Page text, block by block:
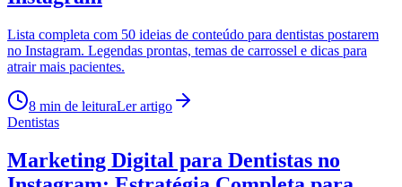
Lista completa com 50 ideias de conteúdo para dentistas postarem
no Instagram. Legendas prontas, temas de carrossel e dicas para
atrair mais pacientes.
8 min de leituraLer artigo
Dentistas
Marketing Digital para Dentistas no